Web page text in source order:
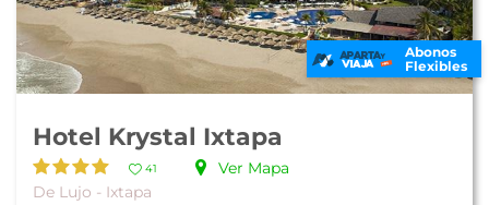
Abonos
Flexibles
Hotel Krystal Ixtapa
41
Ver Mapa
De Lujo - Ixtapa